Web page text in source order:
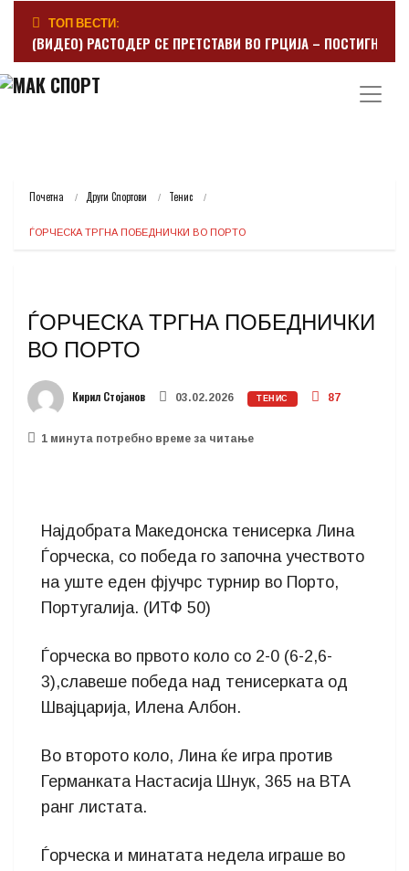
ТОП ВЕСТИ:
(ВИДЕО) РАСТОДЕР СЕ ПРЕТСТАВИ ВО ГРЦИЈА – ПОСТИГНА
Почетна Други Спортови Тенис
ЃОРЧЕСКА ТРГНА ПОБЕДНИЧКИ ВО ПОРТО
ЃОРЧЕСКА ТРГНА ПОБЕДНИЧКИ
ВО ПОРТО
Кирил Стојанов 03.02.2026 ТЕНИС 87
1 минутa потребно време за читање
Најдобрата Македонска тенисерка Лина
Ѓорческа, со победа го започна учеството
на уште еден фјучрс турнир во Порто,
Португалија. (ИТФ 50)
Ѓорческа во првото коло со 2-0 (6-2,6-
3),славеше победа над тенисерката од
Швајцарија, Илена Албон.
Во второто коло, Лина ќе игра против
Германката Настасија Шнук, 365 на ВТА
ранг листата.
Ѓорческа и минатата недела играше во